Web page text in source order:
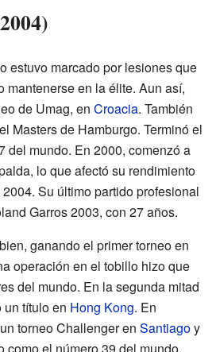
estuvo marcado por lesiones que
mantenerse en la élite. Aun así,
de Umag, en Croacia. También
Masters de Hamburgo. Terminó el
del mundo. En 2000, comenzó a
lo que afectó su rendimiento
Su último partido profesional
Garros 2003, con 27 años.
ganando el primer torneo en
operación en el tobillo hizo que
del mundo. En la segunda mitad
título en Hong Kong. En
torneo Challenger en Santiagoy